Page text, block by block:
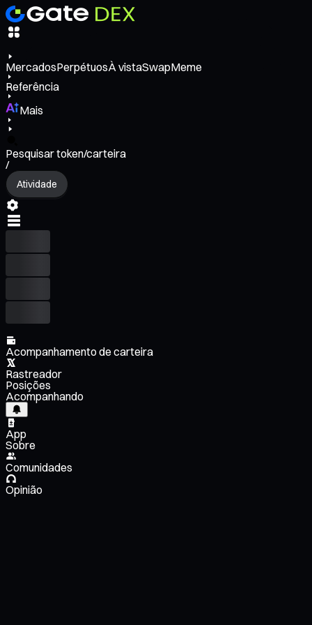
MercadosPerpétuosÀ vistaSwapMeme
Referência
Mais
Pesquisar token/carteira
/
Atividade
Acompanhamento de carteira
Rastreador
Posições
Acompanhando
App
Sobre
Comunidades
Opinião